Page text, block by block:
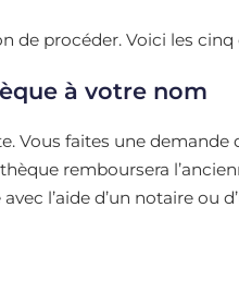
de procéder. Voici les
à votre nom
Vous faites une
remboursera
l’aide d’un notaire ou